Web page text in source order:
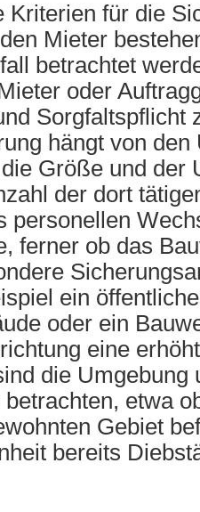
Kriterien für die
Mieter
betrachtet
oder
Sorgfaltspflicht
hängt von
Größe und der
der dort
personellen
ferner ob das
ein
oder ein
eine
die Umgebung
etwa
Gebiet
bereits